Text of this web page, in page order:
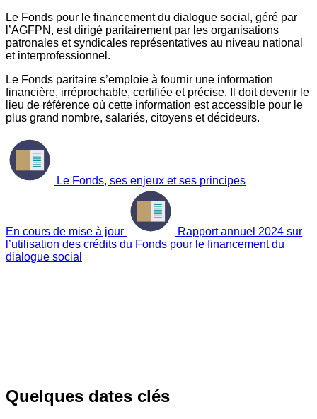
Le Fonds pour le financement du dialogue social, géré par
l’AGFPN, est dirigé paritairement par les organisations
patronales et syndicales représentatives au niveau national
et interprofessionnel.
Le Fonds paritaire s’emploie à fournir une information
financière, irréprochable, certifiée et précise. Il doit devenir le
lieu de référence où cette information est accessible pour le
plus grand nombre, salariés, citoyens et décideurs.
Le Fonds, ses enjeux et ses principes
En cours de mise à jour
Rapport annuel 2024 sur
l’utilisation des crédits du Fonds pour le financement du
dialogue social
Quelques dates clés